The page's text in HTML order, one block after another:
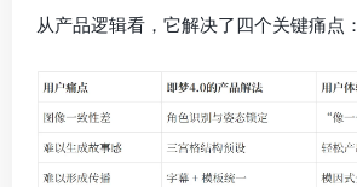
从产品逻辑看，它解决了四个关键痛点：